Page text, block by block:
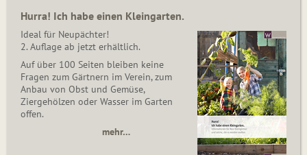
Hurra! Ich habe einen Kleingarten.
Ideal für Neupächter!
2. Auflage ab jetzt erhältlich.
Auf über 100 Seiten bleiben keine
Fragen zum Gärtnern im Verein, zum
Anbau von Obst und Gemüse,
Ziergehölzen oder Wasser im Garten
offen.
mehr…